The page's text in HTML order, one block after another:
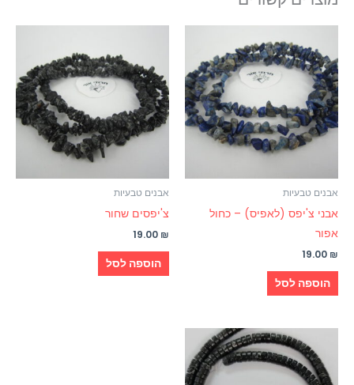
אבנים טבעיות
אבני צ'יפס (לאפיס) – כחול
אפור
19.00 ₪
הוספה לסל
אבנים טבעיות
צ'יפסים שחור
19.00 ₪
הוספה לסל